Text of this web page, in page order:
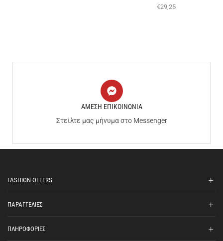
€29,25
ΑΜΕΣΗ ΕΠΙΚΟΙΝΩΝΙΑ
Στείλτε μας μήνυμα στο Messenger
FASHION OFFERS
ΠΑΡΑΓΓΕΛΙΕΣ
ΠΛΗΡΟΦΟΡΙΕΣ